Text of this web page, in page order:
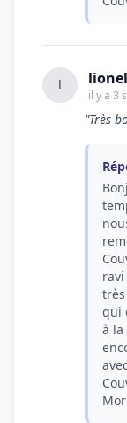
l
il y a 3
"Très
qui
à la